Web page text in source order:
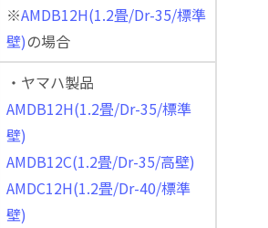
※AMDB12H(1.2畳/Dr-35/標準
壁)の場合
・ヤマハ製品
AMDB12H(1.2畳/Dr-35/標準
壁)
AMDB12C(1.2畳/Dr-35/高壁)
AMDC12H(1.2畳/Dr-40/標準
壁)